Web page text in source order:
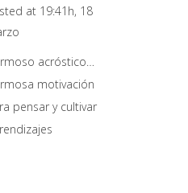
at 19:41h, 18
acróstico…
motivación
pensar y cultivar